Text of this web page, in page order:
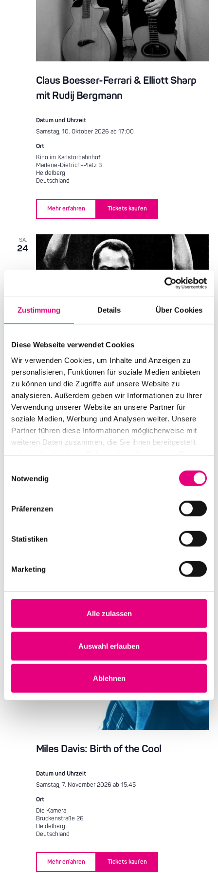
Zustimmung Details Über Cookies
Diese Webseite verwendet Cookies
Wir verwenden Cookies, um Inhalte und Anzeigen zu
personalisieren, Funktionen für soziale Medien anbieten
zu können und die Zugriffe auf unsere Website zu
analysieren. Außerdem geben wir Informationen zu Ihrer
Verwendung unserer Website an unsere Partner für
soziale Medien, Werbung und Analysen weiter. Unsere
Partner führen diese Informationen möglicherweise mit
weiteren Daten zusammen, die Sie ihnen bereitgestellt
Notwendig
Präferenzen
Statistiken
Marketing
Alle zulassen
Auswahl erlauben
Ablehnen
Claus Boesser-Ferrari & Elliott Sharp
mit Rudij Bergmann
Datum und Uhrzeit
Samstag, 10. Oktober 2026 ab 17:00
Ort
Kino im Karlstorbahnhof
Marlene-Dietrich-Platz 3
Heidelberg
Deutschland
Mehr erfahren Tickets kaufen
SA.
24
„Musik ist die Waffe der Zukunft“
Datum und Uhrzeit
Samstag, 24. Oktober 2026 ab 16:30
Hölderlinstraße 2
Miles Davis: Birth of the Cool
Datum und Uhrzeit
Samstag, 7. November 2026 ab 15:45
Ort
Die Kamera
Brückenstraße 26
Heidelberg
Deutschland
Mehr erfahren Tickets kaufen